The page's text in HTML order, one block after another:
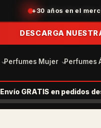
+30 años en el
DESCARGA
Perfumes Mujer Perfumes
Envío GRATIS en pedidos